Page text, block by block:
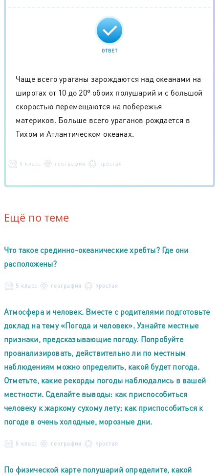
ОТВЕТ
Чаще всего ураганы зарождаются над океанами на
широтах от 10 до 20° обоих полушарий и с большой
скоростью перемещаются на побережья
материков. Больше всего ураганов рождается в
Тихом и Атлантическом океанах.
5 класс география простая
Ещё по теме
Что такое срединно-океанические хребты? Где они
расположены?
5 класс география простая
Атмосфера и человек. Вместе с родителями подготовьте
доклад на тему «Погода и человек». Узнайте местные
признаки, предсказывающие погоду. Попробуйте
проанализировать, действительно ли по местным
наблюдениям можно определить, какой будет погода.
Отметьте, какие рекорды погоды наблюдались в вашей
местности. Сделайте выводы: как приспособиться
человеку к жаркому сухому лету; как приспособиться к
погоде в очень холодные, морозные дни.
5 класс география простая
По физической карте полушарий определите, какой